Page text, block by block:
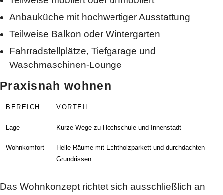
Anbauküche mit hochwertiger Ausstattung
Teilweise Balkon oder Wintergarten
Fahrradstellplätze, Tiefgarage und
Waschmaschinen-Lounge
Praxisnah wohnen
BEREICH VORTEIL
Lage Kurze Wege zu Hochschule und Innenstadt
Wohnkomfort
Helle Räume mit Echtholzparkett und durchdachten
Grundrissen
Das Wohnkonzept richtet sich ausschließlich an